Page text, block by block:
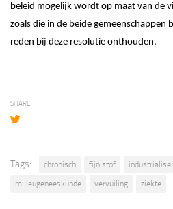
beleid mogelijk wordt op maat van de
zoals die in de beide gemeenschappen
reden bij deze resolutie onthouden.
SHARE
Tags: chronisch fijn stof
milieugeneeskunde
vervuiling ziekte